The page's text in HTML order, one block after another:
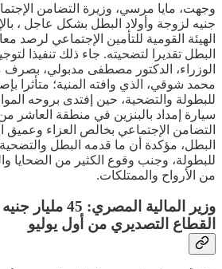
جنيه لزوجة وأولاد البطل بشكل عاجل ،
الهيئة القومية للتأمين الإجتماعي لرصد
البطل تقديرا لتضحيته. جاء ذلك تنفيذا
الوزراء، الدكتور مصطفى مدبولي، بصرف
محمد شوقي، الذي وافته المنية؛ متأثرا
للبطولة والتضحية، حين إفتدى بروحه
سيارة إمداد بالبنزين في منطقة
التضامن الإجتماعي بخالص العزاء وعميق
البطل، مؤكدة أن ما قدمه البطل
للبطولة، وجنب وقوع الكثير من الضحايا
من الأرواح والممتلكات.
وزير المالية
القطاع التصديري من أول يوليو